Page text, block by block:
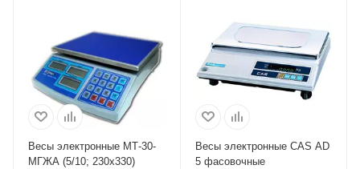
Весы электронные МТ-30-
МГЖА (5/10; 230х330)
Весы электронные CAS AD
5 фасовочные